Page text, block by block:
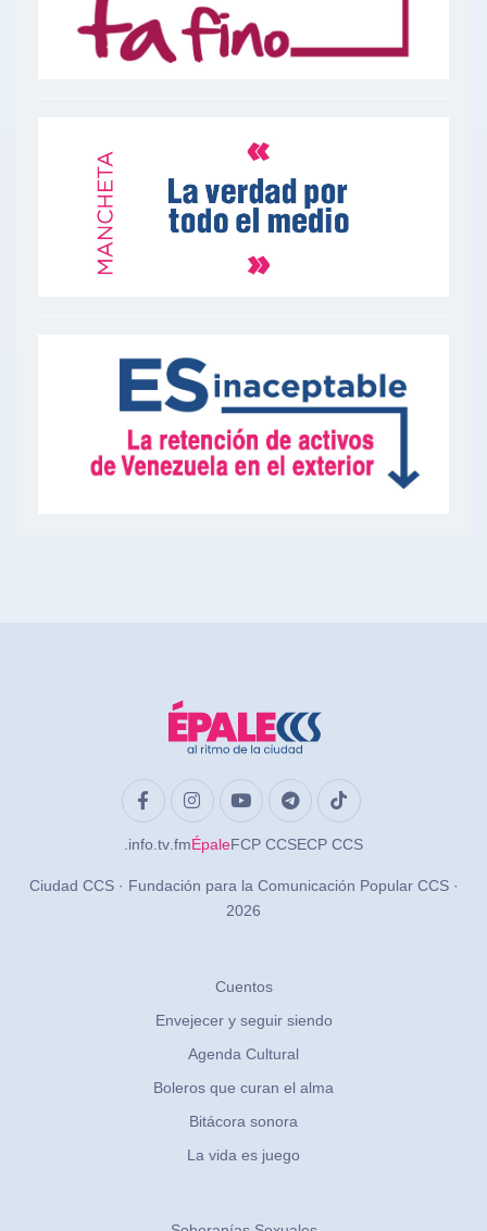
.info .tv .fmÉpaleFCP CCSECP CCS
Ciudad CCS · Fundación para la Comunicación Popular CCS ·
2026
Cuentos
Envejecer y seguir siendo
Agenda Cultural
Boleros que curan el alma
Bitácora sonora
La vida es juego